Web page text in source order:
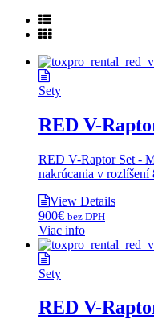
Sety
RED V-
RED V-Raptor Set -
nakrúcania v
View Details
900€ bez DPH
Viac info
Sety
RED V-